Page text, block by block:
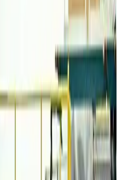
cargo plane damaged
golf tourism ambitions